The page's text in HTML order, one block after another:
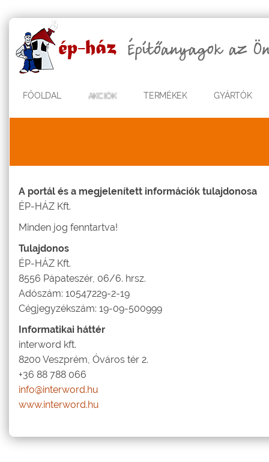
FŐOLDAL AKCIÓK TERMÉKEK GYÁRTÓK
A portál és a megjelenített információk tulajdonosa
ÉP-HÁZ Kft.
Minden jog fenntartva!
Tulajdonos
ÉP-HÁZ Kft.
8556 Pápateszér, 06/6. hrsz.
Adószám: 10547229-2-19
Cégjegyzékszám: 19-09-500999
Informatikai háttér
interword kft.
8200 Veszprém, Óváros tér 2.
+36 88 788 066
info@interword.hu
www.interword.hu